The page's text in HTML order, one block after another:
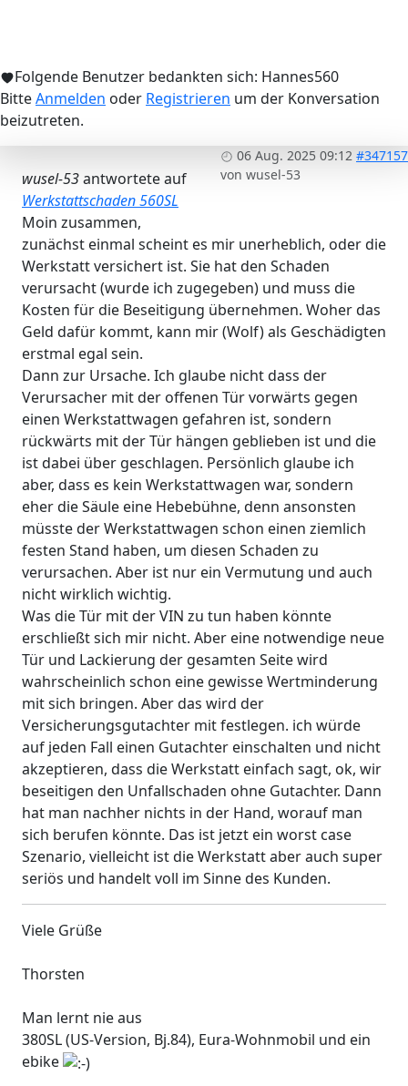
Folgende Benutzer bedankten sich: Hannes560
BitteAnmelden oder Registrieren um der Konversation
beizutreten.
06 Aug. 2025 09:12 #347157
von wusel-53
wusel-53antwortete auf
Werkstattschaden 560SL
Moin zusammen,
zunächst einmal scheint es mir unerheblich, oder die
Werkstatt versichert ist. Sie hat den Schaden
verursacht (wurde ich zugegeben) und muss die
Kosten für die Beseitigung übernehmen. Woher das
Geld dafür kommt, kann mir (Wolf) als Geschädigten
erstmal egal sein.
Dann zur Ursache. Ich glaube nicht dass der
Verursacher mit der offenen Tür vorwärts gegen
einen Werkstattwagen gefahren ist, sondern
rückwärts mit der Tür hängen geblieben ist und die
ist dabei über geschlagen. Persönlich glaube ich
aber, dass es kein Werkstattwagen war, sondern
eher die Säule eine Hebebühne, denn ansonsten
müsste der Werkstattwagen schon einen ziemlich
festen Stand haben, um diesen Schaden zu
verursachen. Aber ist nur ein Vermutung und auch
nicht wirklich wichtig.
Was die Tür mit der VIN zu tun haben könnte
erschließt sich mir nicht. Aber eine notwendige neue
Tür und Lackierung der gesamten Seite wird
wahrscheinlich schon eine gewisse Wertminderung
mit sich bringen. Aber das wird der
Versicherungsgutachter mit festlegen. ich würde
auf jeden Fall einen Gutachter einschalten und nicht
akzeptieren, dass die Werkstatt einfach sagt, ok, wir
beseitigen den Unfallschaden ohne Gutachter. Dann
hat man nachher nichts in der Hand, worauf man
sich berufen könnte. Das ist jetzt ein worst case
Szenario, vielleicht ist die Werkstatt aber auch super
seriös und handelt voll im Sinne des Kunden.
Viele Grüße
Thorsten
Man lernt nie aus
380SL (US-Version, Bj.84), Eura-Wohnmobil und ein
ebike